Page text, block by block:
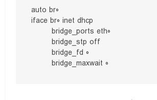
auto br0
iface br0 inet dhcp
        bridge_ports eth0
        bridge_stp off
        bridge_fd 0
        bridge_maxwait 0